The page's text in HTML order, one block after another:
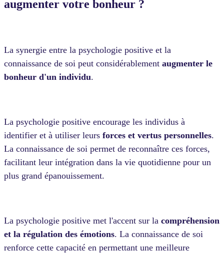
augmenter votre bonheur ?
La synergie entre la psychologie positive et la
connaissance de soi peut considérablement augmenter le
bonheur d'un individu.
La psychologie positive encourage les individus à
identifier et à utiliser leurs forces et vertus personnelles.
La connaissance de soi permet de reconnaître ces forces,
facilitant leur intégration dans la vie quotidienne pour un
plus grand épanouissement.
La psychologie positive met l'accent sur la compréhension
et la régulation des émotions. La connaissance de soi
renforce cette capacité en permettant une meilleure